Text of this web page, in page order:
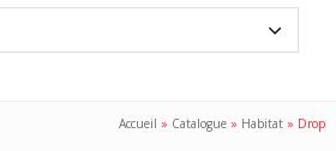
Accueil » Catalogue » Habitat » Drop